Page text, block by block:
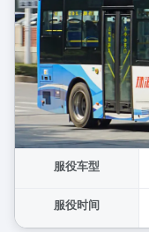
服役车型
服役时间